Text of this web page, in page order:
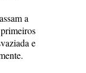
a
e